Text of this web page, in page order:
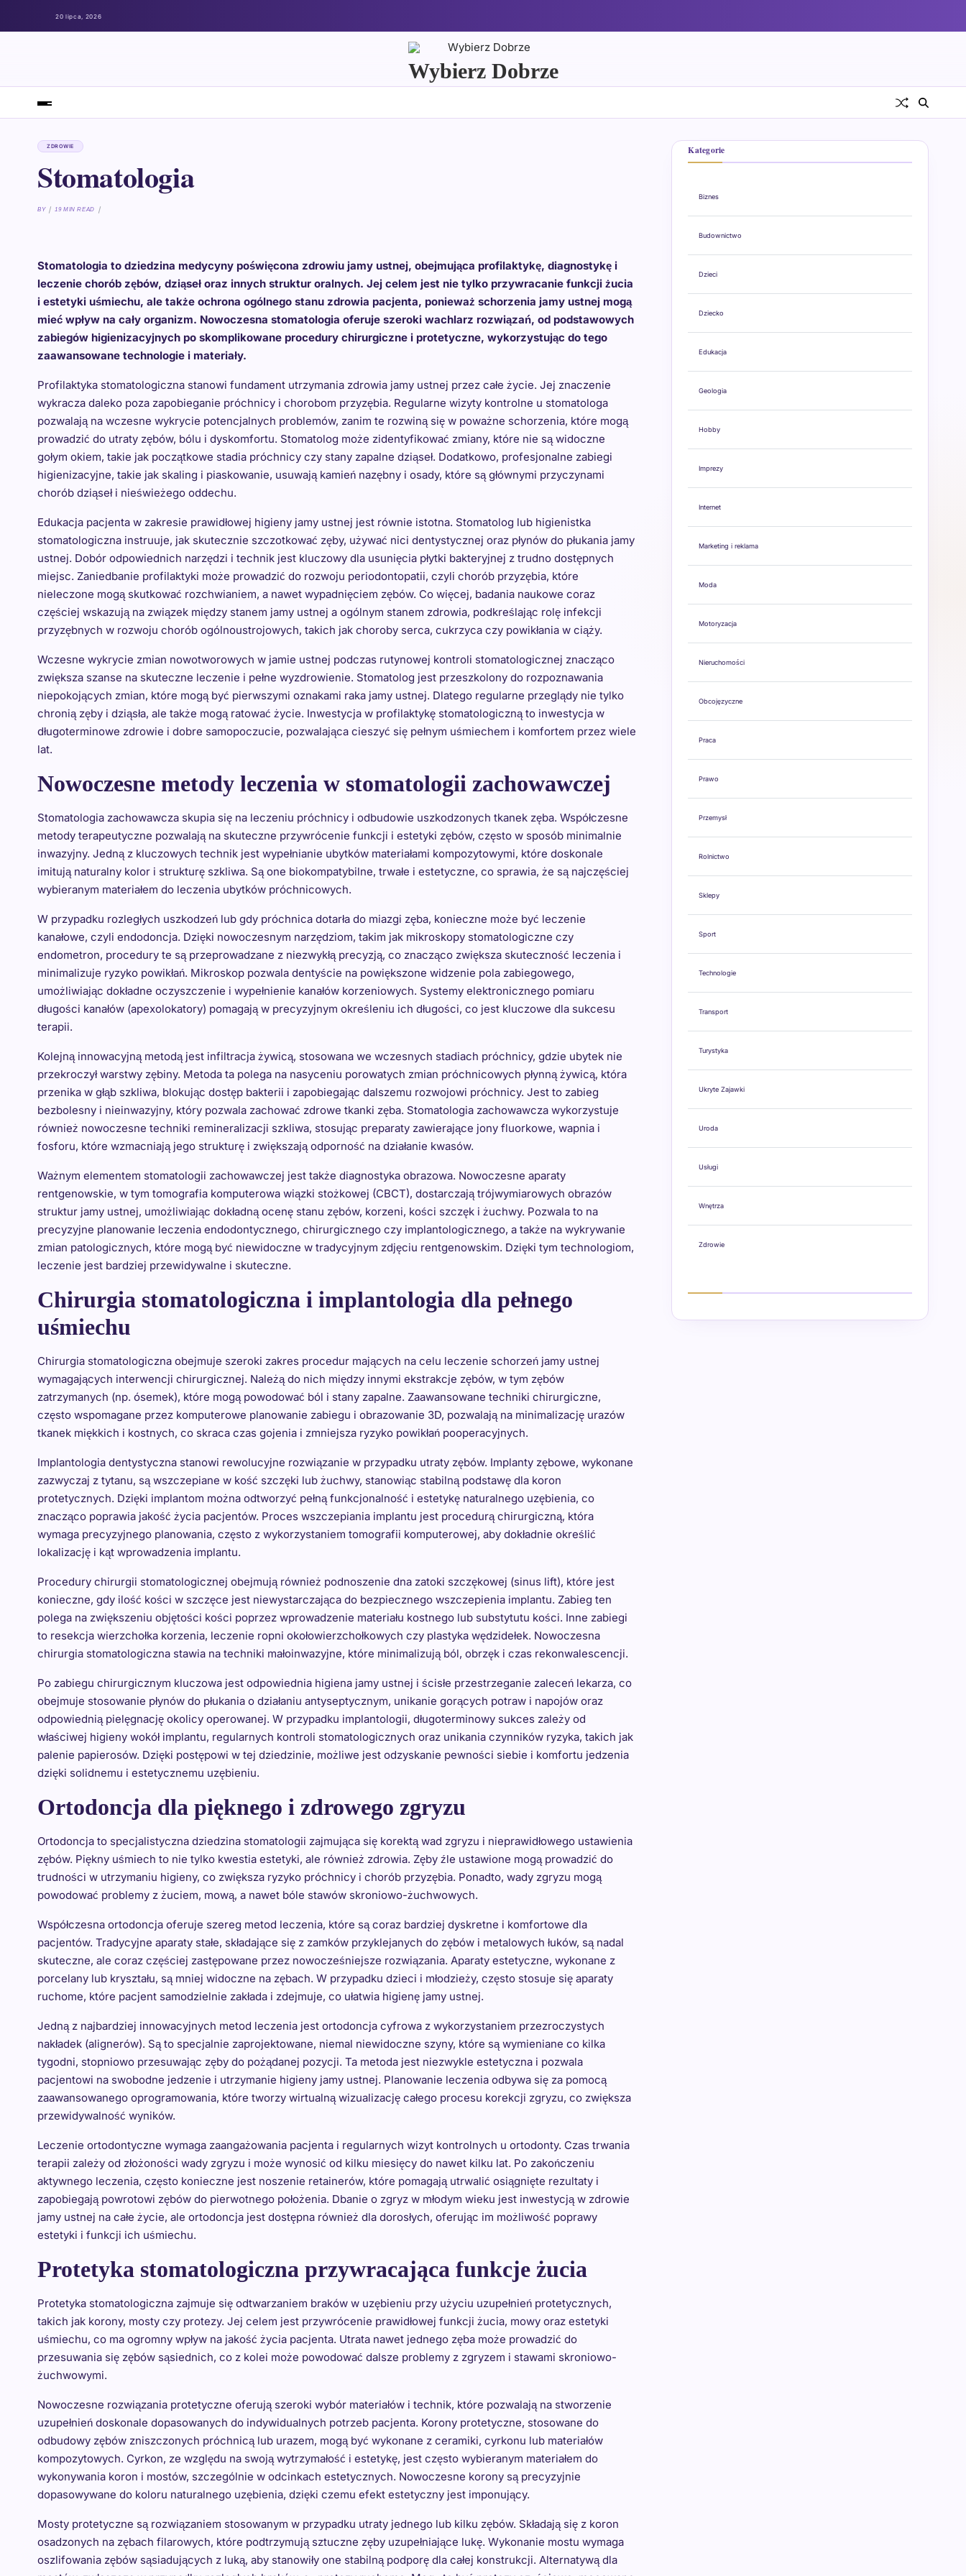
20 lipca, 2026
Wybierz Dobrze
ZDROWIE
Stomatologia
BY 19 MIN READ
Stomatologia to dziedzina medycyny poświęcona zdrowiu jamy ustnej, obejmująca profilaktykę, diagnostykę i
leczenie chorób zębów, dziąseł oraz innych struktur oralnych. Jej celem jest nie tylko przywracanie funkcji żucia
i estetyki uśmiechu, ale także ochrona ogólnego stanu zdrowia pacjenta, ponieważ schorzenia jamy ustnej mogą
mieć wpływ na cały organizm. Nowoczesna stomatologia oferuje szeroki wachlarz rozwiązań, od podstawowych
zabiegów higienizacyjnych po skomplikowane procedury chirurgiczne i protetyczne, wykorzystując do tego
zaawansowane technologie i materiały.
Profilaktyka stomatologiczna stanowi fundament utrzymania zdrowia jamy ustnej przez całe życie. Jej znaczenie
wykracza daleko poza zapobieganie próchnicy i chorobom przyzębia. Regularne wizyty kontrolne u stomatologa
pozwalają na wczesne wykrycie potencjalnych problemów, zanim te rozwiną się w poważne schorzenia, które mogą
prowadzić do utraty zębów, bólu i dyskomfortu. Stomatolog może zidentyfikować zmiany, które nie są widoczne
gołym okiem, takie jak początkowe stadia próchnicy czy stany zapalne dziąseł. Dodatkowo, profesjonalne zabiegi
higienizacyjne, takie jak skaling i piaskowanie, usuwają kamień nazębny i osady, które są głównymi przyczynami
chorób dziąseł i nieświeżego oddechu.
Edukacja pacjenta w zakresie prawidłowej higieny jamy ustnej jest równie istotna. Stomatolog lub higienistka
stomatologiczna instruuje, jak skutecznie szczotkować zęby, używać nici dentystycznej oraz płynów do płukania jamy
ustnej. Dobór odpowiednich narzędzi i technik jest kluczowy dla usunięcia płytki bakteryjnej z trudno dostępnych
miejsc. Zaniedbanie profilaktyki może prowadzić do rozwoju periodontopatii, czyli chorób przyzębia, które
nieleczone mogą skutkować rozchwianiem, a nawet wypadnięciem zębów. Co więcej, badania naukowe coraz
częściej wskazują na związek między stanem jamy ustnej a ogólnym stanem zdrowia, podkreślając rolę infekcji
przyzębnych w rozwoju chorób ogólnoustrojowych, takich jak choroby serca, cukrzyca czy powikłania w ciąży.
Wczesne wykrycie zmian nowotworowych w jamie ustnej podczas rutynowej kontroli stomatologicznej znacząco
zwiększa szanse na skuteczne leczenie i pełne wyzdrowienie. Stomatolog jest przeszkolony do rozpoznawania
niepokojących zmian, które mogą być pierwszymi oznakami raka jamy ustnej. Dlatego regularne przeglądy nie tylko
chronią zęby i dziąsła, ale także mogą ratować życie. Inwestycja w profilaktykę stomatologiczną to inwestycja w
długoterminowe zdrowie i dobre samopoczucie, pozwalająca cieszyć się pełnym uśmiechem i komfortem przez wiele
lat.
Nowoczesne metody leczenia w stomatologii zachowawczej
Stomatologia zachowawcza skupia się na leczeniu próchnicy i odbudowie uszkodzonych tkanek zęba. Współczesne
metody terapeutyczne pozwalają na skuteczne przywrócenie funkcji i estetyki zębów, często w sposób minimalnie
inwazyjny. Jedną z kluczowych technik jest wypełnianie ubytków materiałami kompozytowymi, które doskonale
imitują naturalny kolor i strukturę szkliwa. Są one biokompatybilne, trwałe i estetyczne, co sprawia, że są najczęściej
wybieranym materiałem do leczenia ubytków próchnicowych.
W przypadku rozległych uszkodzeń lub gdy próchnica dotarła do miazgi zęba, konieczne może być leczenie
kanałowe, czyli endodoncja. Dzięki nowoczesnym narzędziom, takim jak mikroskopy stomatologiczne czy
endometron, procedury te są przeprowadzane z niezwykłą precyzją, co znacząco zwiększa skuteczność leczenia i
minimalizuje ryzyko powikłań. Mikroskop pozwala dentyście na powiększone widzenie pola zabiegowego,
umożliwiając dokładne oczyszczenie i wypełnienie kanałów korzeniowych. Systemy elektronicznego pomiaru
długości kanałów (apexolokatory) pomagają w precyzyjnym określeniu ich długości, co jest kluczowe dla sukcesu
terapii.
Kolejną innowacyjną metodą jest infiltracja żywicą, stosowana we wczesnych stadiach próchnicy, gdzie ubytek nie
przekroczył warstwy zębiny. Metoda ta polega na nasyceniu porowatych zmian próchnicowych płynną żywicą, która
przenika w głąb szkliwa, blokując dostęp bakterii i zapobiegając dalszemu rozwojowi próchnicy. Jest to zabieg
bezbolesny i nieinwazyjny, który pozwala zachować zdrowe tkanki zęba. Stomatologia zachowawcza wykorzystuje
również nowoczesne techniki remineralizacji szkliwa, stosując preparaty zawierające jony fluorkowe, wapnia i
fosforu, które wzmacniają jego strukturę i zwiększają odporność na działanie kwasów.
Ważnym elementem stomatologii zachowawczej jest także diagnostyka obrazowa. Nowoczesne aparaty
rentgenowskie, w tym tomografia komputerowa wiązki stożkowej (CBCT), dostarczają trójwymiarowych obrazów
struktur jamy ustnej, umożliwiając dokładną ocenę stanu zębów, korzeni, kości szczęk i żuchwy. Pozwala to na
precyzyjne planowanie leczenia endodontycznego, chirurgicznego czy implantologicznego, a także na wykrywanie
zmian patologicznych, które mogą być niewidoczne w tradycyjnym zdjęciu rentgenowskim. Dzięki tym technologiom,
leczenie jest bardziej przewidywalne i skuteczne.
Chirurgia stomatologiczna i implantologia dla pełnego
uśmiechu
Chirurgia stomatologiczna obejmuje szeroki zakres procedur mających na celu leczenie schorzeń jamy ustnej
wymagających interwencji chirurgicznej. Należą do nich między innymi ekstrakcje zębów, w tym zębów
zatrzymanych (np. ósemek), które mogą powodować ból i stany zapalne. Zaawansowane techniki chirurgiczne,
często wspomagane przez komputerowe planowanie zabiegu i obrazowanie 3D, pozwalają na minimalizację urazów
tkanek miękkich i kostnych, co skraca czas gojenia i zmniejsza ryzyko powikłań pooperacyjnych.
Implantologia dentystyczna stanowi rewolucyjne rozwiązanie w przypadku utraty zębów. Implanty zębowe, wykonane
zazwyczaj z tytanu, są wszczepiane w kość szczęki lub żuchwy, stanowiąc stabilną podstawę dla koron
protetycznych. Dzięki implantom można odtworzyć pełną funkcjonalność i estetykę naturalnego uzębienia, co
znacząco poprawia jakość życia pacjentów. Proces wszczepiania implantu jest procedurą chirurgiczną, która
wymaga precyzyjnego planowania, często z wykorzystaniem tomografii komputerowej, aby dokładnie określić
lokalizację i kąt wprowadzenia implantu.
Procedury chirurgii stomatologicznej obejmują również podnoszenie dna zatoki szczękowej (sinus lift), które jest
konieczne, gdy ilość kości w szczęce jest niewystarczająca do bezpiecznego wszczepienia implantu. Zabieg ten
polega na zwiększeniu objętości kości poprzez wprowadzenie materiału kostnego lub substytutu kości. Inne zabiegi
to resekcja wierzchołka korzenia, leczenie ropni okołowierzchołkowych czy plastyka wędzidełek. Nowoczesna
chirurgia stomatologiczna stawia na techniki małoinwazyjne, które minimalizują ból, obrzęk i czas rekonwalescencji.
Po zabiegu chirurgicznym kluczowa jest odpowiednia higiena jamy ustnej i ścisłe przestrzeganie zaleceń lekarza, co
obejmuje stosowanie płynów do płukania o działaniu antyseptycznym, unikanie gorących potraw i napojów oraz
odpowiednią pielęgnację okolicy operowanej. W przypadku implantologii, długoterminowy sukces zależy od
właściwej higieny wokół implantu, regularnych kontroli stomatologicznych oraz unikania czynników ryzyka, takich jak
palenie papierosów. Dzięki postępowi w tej dziedzinie, możliwe jest odzyskanie pewności siebie i komfortu jedzenia
dzięki solidnemu i estetycznemu uzębieniu.
Ortodoncja dla pięknego i zdrowego zgryzu
Ortodoncja to specjalistyczna dziedzina stomatologii zajmująca się korektą wad zgryzu i nieprawidłowego ustawienia
zębów. Piękny uśmiech to nie tylko kwestia estetyki, ale również zdrowia. Zęby źle ustawione mogą prowadzić do
trudności w utrzymaniu higieny, co zwiększa ryzyko próchnicy i chorób przyzębia. Ponadto, wady zgryzu mogą
powodować problemy z żuciem, mową, a nawet bóle stawów skroniowo-żuchwowych.
Współczesna ortodoncja oferuje szereg metod leczenia, które są coraz bardziej dyskretne i komfortowe dla
pacjentów. Tradycyjne aparaty stałe, składające się z zamków przyklejanych do zębów i metalowych łuków, są nadal
skuteczne, ale coraz częściej zastępowane przez nowocześniejsze rozwiązania. Aparaty estetyczne, wykonane z
porcelany lub kryształu, są mniej widoczne na zębach. W przypadku dzieci i młodzieży, często stosuje się aparaty
ruchome, które pacjent samodzielnie zakłada i zdejmuje, co ułatwia higienę jamy ustnej.
Jedną z najbardziej innowacyjnych metod leczenia jest ortodoncja cyfrowa z wykorzystaniem przezroczystych
nakładek (alignerów). Są to specjalnie zaprojektowane, niemal niewidoczne szyny, które są wymieniane co kilka
tygodni, stopniowo przesuwając zęby do pożądanej pozycji. Ta metoda jest niezwykle estetyczna i pozwala
pacjentowi na swobodne jedzenie i utrzymanie higieny jamy ustnej. Planowanie leczenia odbywa się za pomocą
zaawansowanego oprogramowania, które tworzy wirtualną wizualizację całego procesu korekcji zgryzu, co zwiększa
przewidywalność wyników.
Leczenie ortodontyczne wymaga zaangażowania pacjenta i regularnych wizyt kontrolnych u ortodonty. Czas trwania
terapii zależy od złożoności wady zgryzu i może wynosić od kilku miesięcy do nawet kilku lat. Po zakończeniu
aktywnego leczenia, często konieczne jest noszenie retainerów, które pomagają utrwalić osiągnięte rezultaty i
zapobiegają powrotowi zębów do pierwotnego położenia. Dbanie o zgryz w młodym wieku jest inwestycją w zdrowie
jamy ustnej na całe życie, ale ortodoncja jest dostępna również dla dorosłych, oferując im możliwość poprawy
estetyki i funkcji ich uśmiechu.
Protetyka stomatologiczna przywracająca funkcje żucia
Protetyka stomatologiczna zajmuje się odtwarzaniem braków w uzębieniu przy użyciu uzupełnień protetycznych,
takich jak korony, mosty czy protezy. Jej celem jest przywrócenie prawidłowej funkcji żucia, mowy oraz estetyki
uśmiechu, co ma ogromny wpływ na jakość życia pacjenta. Utrata nawet jednego zęba może prowadzić do
przesuwania się zębów sąsiednich, co z kolei może powodować dalsze problemy z zgryzem i stawami skroniowo-
żuchwowymi.
Nowoczesne rozwiązania protetyczne oferują szeroki wybór materiałów i technik, które pozwalają na stworzenie
uzupełnień doskonale dopasowanych do indywidualnych potrzeb pacjenta. Korony protetyczne, stosowane do
odbudowy zębów zniszczonych próchnicą lub urazem, mogą być wykonane z ceramiki, cyrkonu lub materiałów
kompozytowych. Cyrkon, ze względu na swoją wytrzymałość i estetykę, jest często wybieranym materiałem do
wykonywania koron i mostów, szczególnie w odcinkach estetycznych. Nowoczesne korony są precyzyjnie
dopasowywane do koloru naturalnego uzębienia, dzięki czemu efekt estetyczny jest imponujący.
Mosty protetyczne są rozwiązaniem stosowanym w przypadku utraty jednego lub kilku zębów. Składają się z koron
osadzonych na zębach filarowych, które podtrzymują sztuczne zęby uzupełniające lukę. Wykonanie mostu wymaga
oszlifowania zębów sąsiadujących z luką, aby stanowiły one stabilną podporę dla całej konstrukcji. Alternatywą dla
Kategorie
Biznes
Budownictwo
Dzieci
Dziecko
Edukacja
Geologia
Hobby
Imprezy
Internet
Marketing i reklama
Moda
Motoryzacja
Nieruchomości
Obcojęzyczne
Praca
Prawo
Przemysł
Rolnictwo
Sklepy
Sport
Technologie
Transport
Turystyka
Ukryte Zajawki
Uroda
Usługi
Wnętrza
Zdrowie